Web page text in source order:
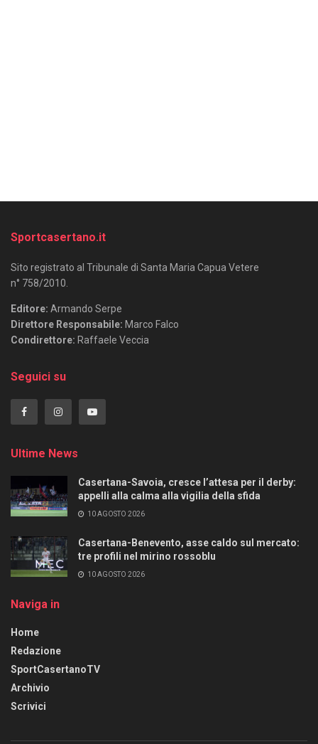
Sportcasertano.it
Sito registrato al Tribunale di Santa Maria Capua Vetere
n° 758/2010.
Editore: Armando Serpe
Direttore Responsabile: Marco Falco
Condirettore: Raffaele Veccia
Seguici su
Ultime News
Casertana-Savoia, cresce l’attesa per il derby:
appelli alla calma alla vigilia della sfida
10 AGOSTO 2026
Casertana-Benevento, asse caldo sul mercato:
tre profili nel mirino rossoblu
10 AGOSTO 2026
Naviga in
Home
Redazione
SportCasertanoTV
Archivio
Scrivici